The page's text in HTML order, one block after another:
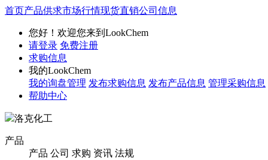
首页产品供求市场行情现货直销公司信息
您好！欢迎您来到LookChem
请登录 免费注册
求购信息
我的LookChem
我的询盘管理 发布求购信息 发布产品信息 管理采购信息
帮助中心
洛克化工
产品
产品 公司 求购 资讯 法规